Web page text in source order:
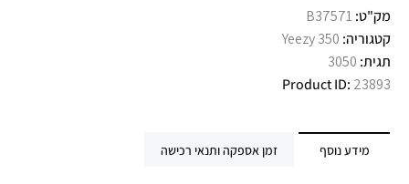
מק"ט: B37571
קטגוריה: Yeezy 350
תגית: 3050
Product ID: 23893
מידע נוסף זמן אספקה ותנאי רכישה